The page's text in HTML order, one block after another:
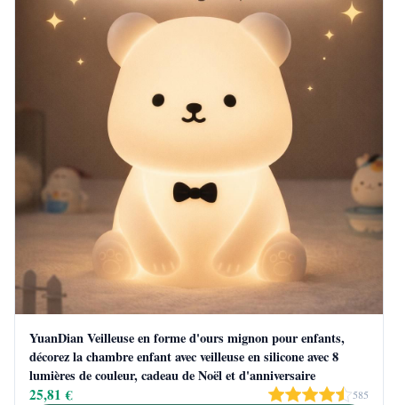
YuanDian Veilleuse en forme d'ours mignon pour enfants,
décorez la chambre enfant avec veilleuse en silicone avec 8
lumières de couleur, cadeau de Noël et d'anniversaire
25,81 € 585